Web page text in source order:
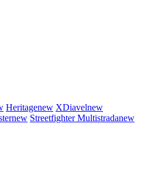
Heritagenew XDiavelnew
new StreetfighterMultistradanew